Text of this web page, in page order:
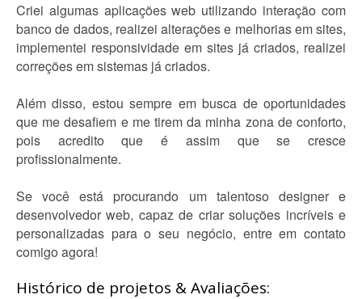
Criei algumas aplicações web utilizando interação com
banco de dados, realizei alterações e melhorias em sites,
implementei responsividade em sites já criados, realizei
correções em sistemas já criados.
Além disso, estou sempre em busca de oportunidades
que me desafiem e me tirem da minha zona de conforto,
pois acredito que é assim que se cresce
profissionalmente.
Se você está procurando um talentoso designer e
desenvolvedor web, capaz de criar soluções incríveis e
personalizadas para o seu negócio, entre em contato
comigo agora!
Histórico de projetos & Avaliações: